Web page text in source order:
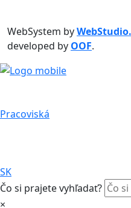
WebSystem by
developed by OOF.
Pracoviská
SK
Čo si prajete vyhľadať?
×